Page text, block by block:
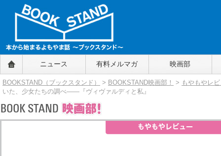
BOOKSTAND（ブックスタンド）
～本から始まるよもやま話～
BOOKSTAND（ブ
ックスタンド）
ニュース 有料メルマガ 映画部
BOOKSTAND（ブックスタンド） > BOOKSTAND映画部！ > もやもやレ
いた、少女たちの調べ――『ヴィヴァルディと私』